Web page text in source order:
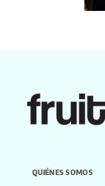
QUIÉNES SOMOS